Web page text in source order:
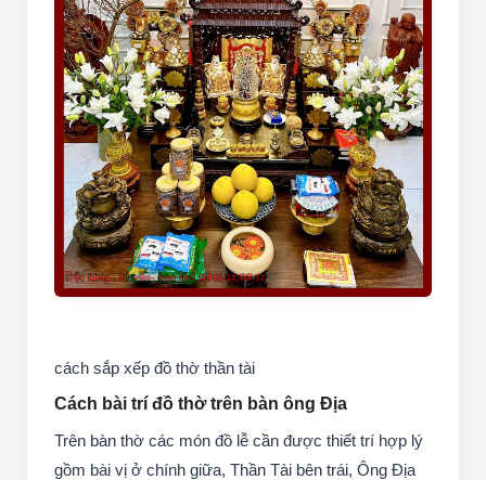
cách sắp xếp đồ thờ thần tài
Cách bài trí đồ thờ trên bàn ông Địa
Trên bàn thờ các món đồ lễ cần được thiết trí hợp lý
gồm bài vị ở chính giữa, Thần Tài bên trái, Ông Địa